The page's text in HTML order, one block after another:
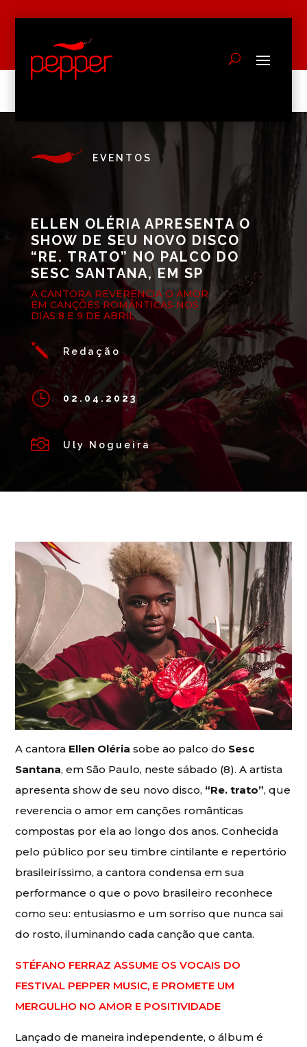
EVENTOS
ELLEN OLÉRIA APRESENTA O
SHOW DE SEU NOVO DISCO
“RE. TRATO” NO PALCO DO
SESC SANTANA, EM SP
A CANTORA REVERENCIA O AMOR
EM CANÇÕES ROMÂNTICAS NOS
DIAS 8 E 9 DE ABRIL
j Redação
} 02.04.2023
 Uly Nogueira
A cantora Ellen Oléria sobe ao palco do Sesc
Santana, em São Paulo, neste sábado (8). A artista
apresenta show de seu novo disco, “Re. trato”, que
reverencia o amor em canções românticas
compostas por ela ao longo dos anos. Conhecida
pelo público por seu timbre cintilante e repertório
brasileiríssimo, a cantora condensa em sua
performance o que o povo brasileiro reconhece
como seu: entusiasmo e um sorriso que nunca sai
do rosto, iluminando cada canção que canta.
STÉFANO FERRAZ ASSUME OS VOCAIS DO
FESTIVAL PEPPER MUSIC, E PROMETE UM
MERGULHO NO AMOR E POSITIVIDADE
Lançado de maneira independente, o álbum é